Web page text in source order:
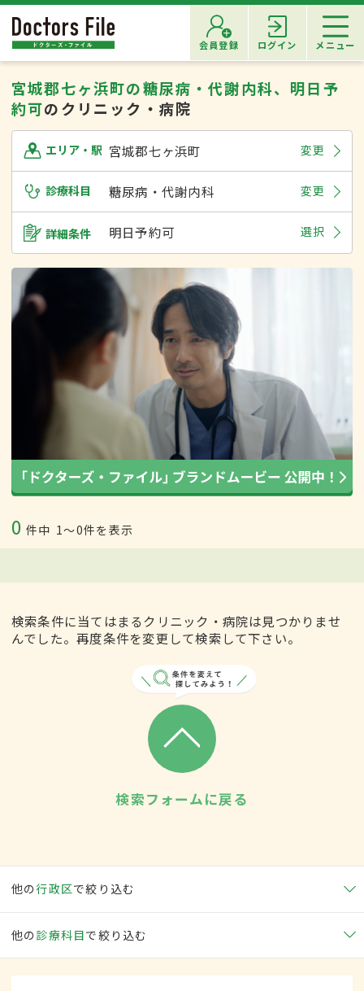
会員登録 ログイン メニュー
宮城郡七ヶ浜町の糖尿病・代謝内科、明日予
約可のクリニック・病院
エリア・駅 宮城郡七ヶ浜町 変更
診療科目 糖尿病・代謝内科 変更
詳細条件 明日予約可 選択
0 件中 1〜0件を表示
検索条件に当てはまるクリニック・病院は見つかりませ
んでした。再度条件を変更して検索して下さい。
検索フォームに戻る
他の行政区で絞り込む
他の 診療科目で絞り込む